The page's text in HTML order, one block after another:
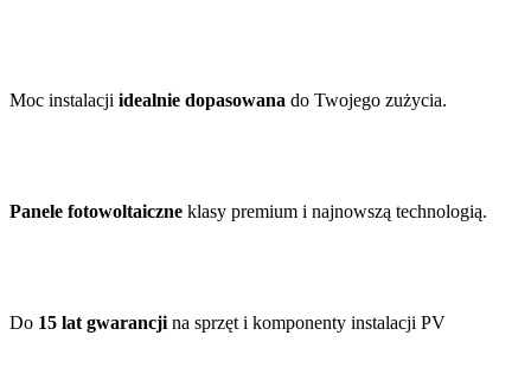
Moc instalacji idealnie dopasowana do Twojego zużycia.
Panele fotowoltaiczne klasy premium i najnowszą technologią.
Do 15 lat gwarancji na sprzęt i komponenty instalacji PV